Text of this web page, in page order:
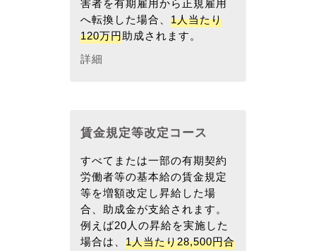
害者を有期雇用から正規雇用
へ転換した場合、 1人当たり
120万円助成されます。
詳細
賃金規定等改定コース
すべてまたは一部の有期契約
労働者等の基本給の賃金規定
等を増額改定し昇給した場
合、助成金が支給されます。
例えば20人の昇給を実施した
場合は、 1人当たり28,500円合